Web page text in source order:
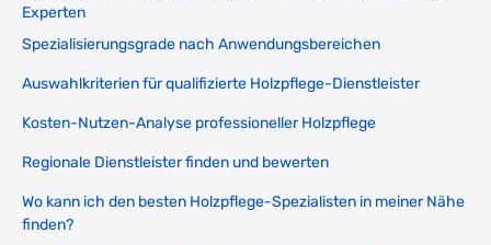
Experten
Spezialisierungsgrade nach Anwendungsbereichen
Auswahlkriterien für qualifizierte Holzpflege-Dienstleister
Kosten-Nutzen-Analyse professioneller Holzpflege
Regionale Dienstleister finden und bewerten
Wo kann ich den besten Holzpflege-Spezialisten in meiner Nähe
finden?